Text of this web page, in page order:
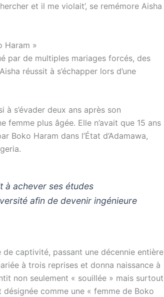
et il me violait’, se remémore Aisha
Haram »
par de multiples mariages forcés, des
réussit à s’échapper lors d’une
s’évader deux ans après son
femme plus âgée. Elle n’avait que 15 ans
Boko Haram dans l’État d’Adamawa,
à achever ses études
afin de devenir ingénieure
captivité, passant une décennie entière
à trois reprises et donna naissance à
non seulement « souillée » mais surtout
comme une « femme de Boko